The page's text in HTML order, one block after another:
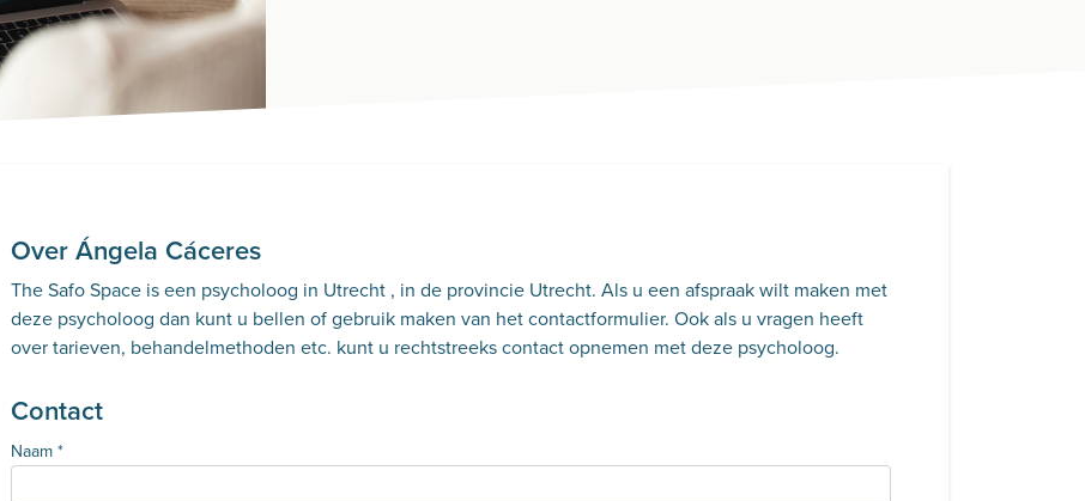
Over Ángela Cáceres
The Safo Space is een psycholoog in Utrecht , in de provincie Utrecht. Als u een afspraak wilt maken met
deze psycholoog dan kunt u bellen of gebruik maken van het contactformulier. Ook als u vragen heeft
over tarieven, behandelmethoden etc. kunt u rechtstreeks contact opnemen met deze psycholoog.
Contact
Naam*